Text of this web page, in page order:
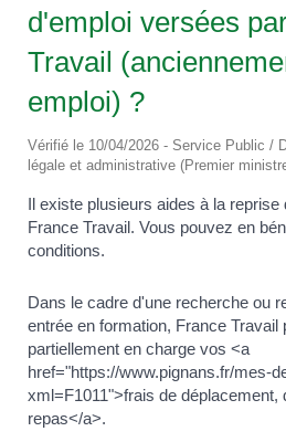
d'emploi versées
Travail
emploi) ?
Vérifié le 10/04/2026 - Service Public /
légale et administrative (Premier
Il existe plusieurs aides à la
France Travail. Vous pouvez en
conditions.
Dans le cadre d'une recherche ou
entrée en formation, France Travail
partiellement en charge vos <a
href="https://www.pignans.fr/mes-
xml=F1011">frais de déplacement,
repas</a>.